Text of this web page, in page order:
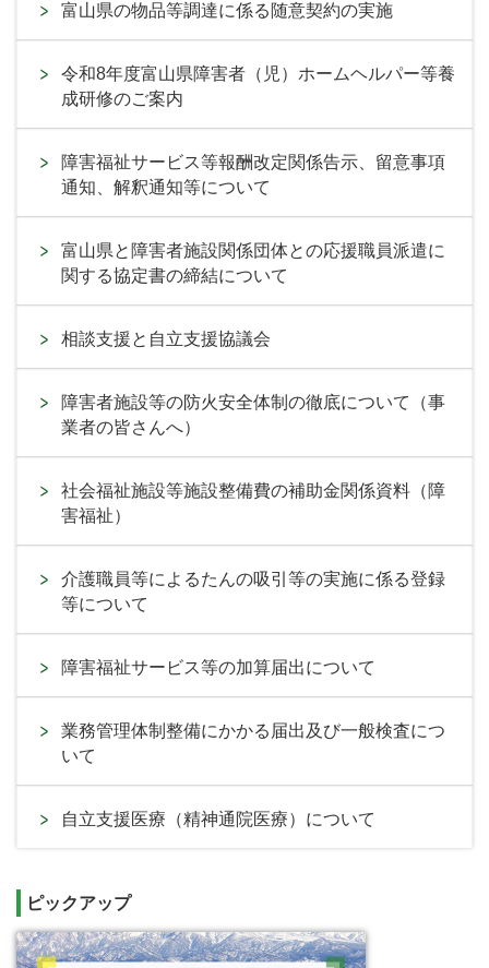
富山県の物品等調達に係る随意契約の実施
令和8年度富山県障害者（児）ホームヘルパー等養
成研修のご案内
障害福祉サービス等報酬改定関係告示、留意事項
通知、解釈通知等について
富山県と障害者施設関係団体との応援職員派遣に
関する協定書の締結について
相談支援と自立支援協議会
障害者施設等の防火安全体制の徹底について（事
業者の皆さんへ）
社会福祉施設等施設整備費の補助金関係資料（障
害福祉）
介護職員等によるたんの吸引等の実施に係る登録
等について
障害福祉サービス等の加算届出について
業務管理体制整備にかかる届出及び一般検査につ
いて
自立支援医療（精神通院医療）について
ピックアップ